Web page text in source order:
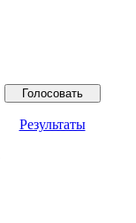
Результаты